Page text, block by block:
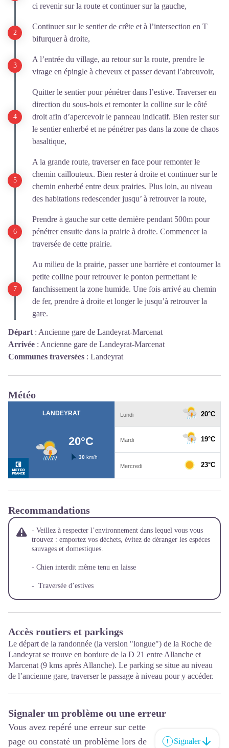
ci revenir sur la route et continuer sur la gauche,
Continuer sur le sentier de crête et à l’intersection en T
bifurquer à droite,
A l’entrée du village, au retour sur la route, prendre le
virage en épingle à cheveux et passer devant l’abreuvoir,
Quitter le sentier pour pénétrer dans l’estive. Traverser en
direction du sous-bois et remonter la colline sur le côté
droit afin d’apercevoir le panneau indicatif. Bien rester sur
le sentier enherbé et ne pénétrer pas dans la zone de chaos
basaltique,
A la grande route, traverser en face pour remonter le
chemin caillouteux. Bien rester à droite et continuer sur le
chemin enherbé entre deux prairies. Plus loin, au niveau
des habitations redescender jusqu’ à retrouver la route,
Prendre à gauche sur cette dernière pendant 500m pour
pénétrer ensuite dans la prairie à droite. Commencer la
traversée de cette prairie.
Au milieu de la prairie, passer une barrière et contourner la
petite colline pour retrouver le ponton permettant le
fanchissement la zone humide. Une fois arrivé au chemin
de fer, prendre à droite et longer le jusqu’à retrouver la
gare.
Départ : Ancienne gare de Landeyrat-Marcenat
Arrivée : Ancienne gare de Landeyrat-Marcenat
Communes traversées : Landeyrat
Météo
Recommandations
- Veillez à respecter l’environnement dans lequel vous vous
trouvez : emportez vos déchets, évitez de déranger les espèces
sauvages et domestiques.
- Chien interdit même tenu en laisse
- Traversée d’estives
Accès routiers et parkings
Le départ de la randonnée (la version "longue") de la Roche de
Landeyrat se trouve en bordure de la D 21 entre Allanche et
Marcenat (9 kms après Allanche). Le parking se situe au niveau
de l’ancienne gare, traverser le passage à niveau pour y accéder.
Signaler un problème ou une erreur
Vous avez repéré une erreur sur cette
page ou constaté un problème lors de
Signaler